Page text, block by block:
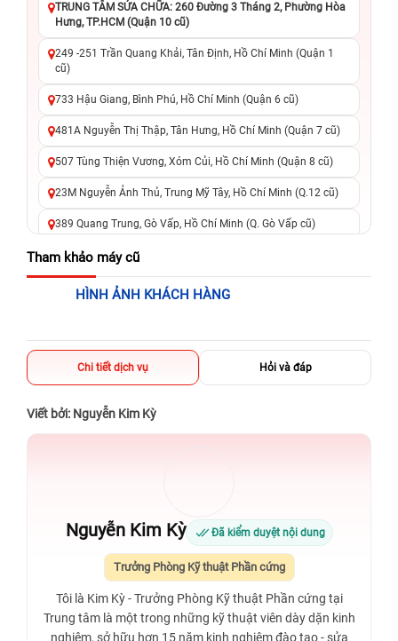
TRUNG TÂM SỬA CHỮA: 260 Đường 3 Tháng 2, Phường Hòa
Hưng, TP.HCM (Quận 10 cũ)
249 -251 Trần Quang Khải, Tân Định, Hồ Chí Minh (Quận 1
cũ)
733 Hậu Giang, Bình Phú, Hồ Chí Minh (Quận 6 cũ)
481A Nguyễn Thị Thập, Tân Hưng, Hồ Chí Minh (Quận 7 cũ)
507 Tùng Thiện Vương, Xóm Củi, Hồ Chí Minh (Quận 8 cũ)
23M Nguyễn Ảnh Thủ, Trung Mỹ Tây, Hồ Chí Minh (Q.12 cũ)
389 Quang Trung, Gò Vấp, Hồ Chí Minh (Q. Gò Vấp cũ)
625 - 625A Âu Cơ, Tân Phú, Hồ Chí Minh (Quận Tân Phú cũ)
326 Lê Văn Việt, Tăng Nhơn Phú, Hồ Chí Minh (Q.9 TP. Thủ
Đức cũ)
Đức Cũ)
70 Nguyễn An Ninh, Dĩ An, Hồ Chí Minh (Bình Dương Cũ)
24h Vũng Tàu: 162A Ba Cu, Vũng Tàu, Hồ Chí Minh (TP. Vũng
Tàu cũ)
Tham khảo máy cũ
HÌNH ẢNH KHÁCH HÀNG
Chi tiết dịch vụ Hỏi và đáp
Viết bởi: Nguyễn Kim Kỳ
Nguyễn Kim Kỳ Đã kiểm duyệt nội dung
Trưởng Phòng Kỹ thuật Phần cứng
Tôi là Kim Kỳ - Trưởng Phòng Kỹ thuật Phần cứng tại
Trung tâm là một trong những kỹ thuật viên dày dặn kinh
nghiệm, sở hữu hơn 15 năm kinh nghiệm đào tạo - sửa